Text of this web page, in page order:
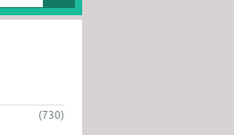
(730)